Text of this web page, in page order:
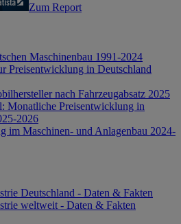
Zum Report
Maschinenbau 1991-2024
Preisentwicklung in Deutschland
nach Fahrzeugabsatz 2025
Monatliche Preisentwicklung in
2026
im Maschinen- und Anlagenbau 2024-
Deutschland - Daten & Fakten
weltweit - Daten & Fakten